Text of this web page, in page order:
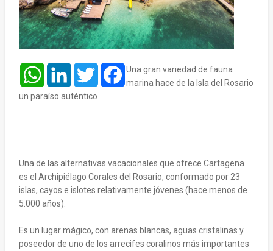
WhatsAppLinkedInTwitterFacebook
Una gran variedad de fauna
marina hace de la Isla del Rosario
un paraíso auténtico
Una de las alternativas vacacionales que ofrece Cartagena
es el Archipiélago Corales del Rosario, conformado por 23
islas, cayos e islotes relativamente jóvenes (hace menos de
5.000 años).
Es un lugar mágico, con arenas blancas, aguas cristalinas y
poseedor de uno de los arrecifes coralinos más importantes